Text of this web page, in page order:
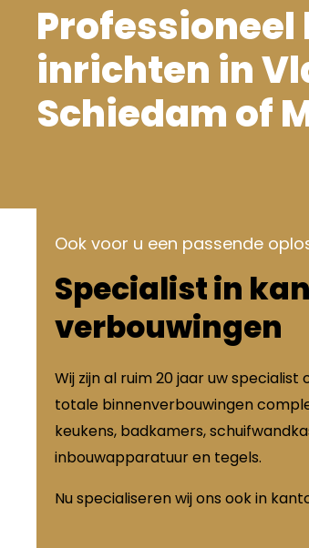
inrichten in
Schiedam of
Ook voor u een passende
Specialist in
verbouwingen
Wij zijn al ruim 20 jaar uw
totale binnenverbouwingen
keukens, badkamers,
inbouwapparatuur en tegels.
Nu specialiseren wij ons ook in